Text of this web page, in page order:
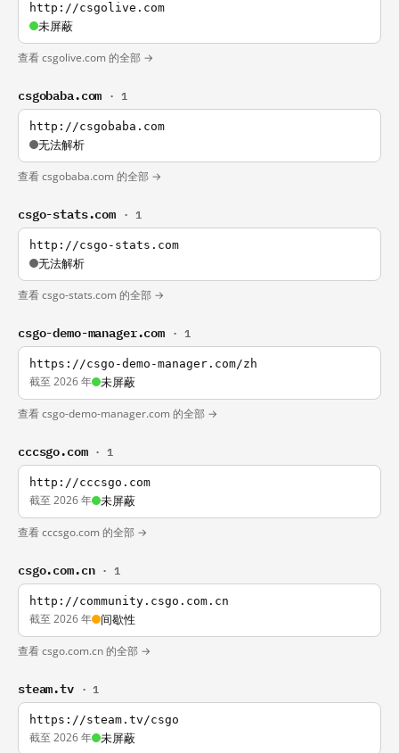
http://csgolive.com
未屏蔽
查看 csgolive.com 的全部 →
csgobaba.com · 1
http://csgobaba.com
无法解析
查看 csgobaba.com 的全部 →
csgo-stats.com · 1
http://csgo-stats.com
无法解析
查看 csgo-stats.com 的全部 →
csgo-demo-manager.com · 1
https://csgo-demo-manager.com/zh
截至 2026 年 未屏蔽
查看 csgo-demo-manager.com 的全部 →
cccsgo.com · 1
http://cccsgo.com
截至 2026 年 未屏蔽
查看 cccsgo.com 的全部 →
csgo.com.cn · 1
http://community.csgo.com.cn
截至 2026 年 间歇性
查看 csgo.com.cn 的全部 →
steam.tv · 1
https://steam.tv/csgo
截至 2026 年 未屏蔽